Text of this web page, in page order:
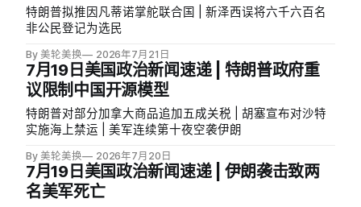
特朗普拟推因凡蒂诺掌舵联合国 | 新泽西误将六千六百名
非公民登记为选民
By 美轮美换 2026年7月21日
7月19日美国政治新闻速递 | 特朗普政府重
议限制中国开源模型
特朗普对部分加拿大商品追加五成关税 | 胡塞宣布对沙特
实施海上禁运 | 美军连续第十夜空袭伊朗
By 美轮美换 2026年7月20日
7月19日美国政治新闻速递 | 伊朗袭击致两
名美军死亡